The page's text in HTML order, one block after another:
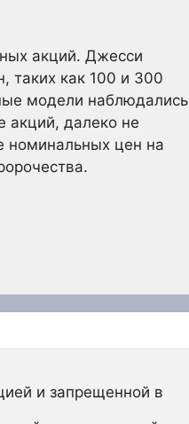
акций. Джесси
таких как 100 и 300
модели наблюдались
акций, далеко не
номинальных цен на
и запрещенной в